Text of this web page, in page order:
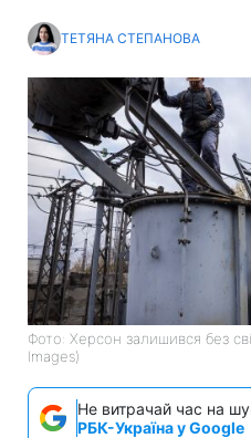
ТЕТЯНА СТЕПАНОВА
Фото: Херсон залишився без
Images)
Не витрачай час на
РБК-Україна у Google